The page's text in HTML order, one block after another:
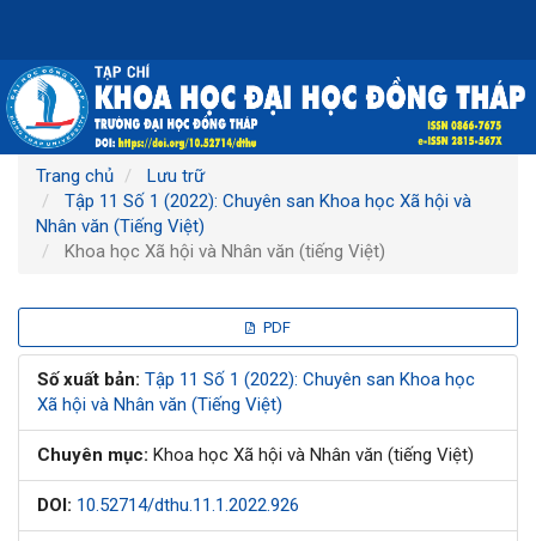
chính
Nội
dung
chính
Thanh
bên
Trang chủ
Lưu trữ
Tập 11 Số 1 (2022): Chuyên san Khoa học Xã hội và
Nhân văn (Tiếng Việt)
Khoa học Xã hội và Nhân văn (tiếng Việt)
bên
bài
viết
PDF
Số xuất bản: Tập 11 Số 1 (2022): Chuyên san Khoa học
Xã hội và Nhân văn (Tiếng Việt)
Chuyên mục: Khoa học Xã hội và Nhân văn (tiếng Việt)
DOI: 10.52714/dthu.11.1.2022.926